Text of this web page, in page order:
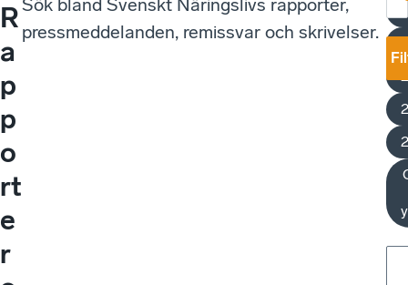
R
a
p
p
o
rt
e
r
Sök bland Svenskt Näringslivs rapporter,
pressmeddelanden, remissvar och skrivelser.